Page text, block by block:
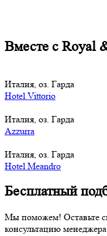
Вместе с Royal
Италия, оз. Гарда
Hotel Vittorio
Италия, оз. Гарда
Azzurra
Италия, оз. Гарда
Hotel Meandro
Бесплатный
Мы поможем! Оставьте
консультацию